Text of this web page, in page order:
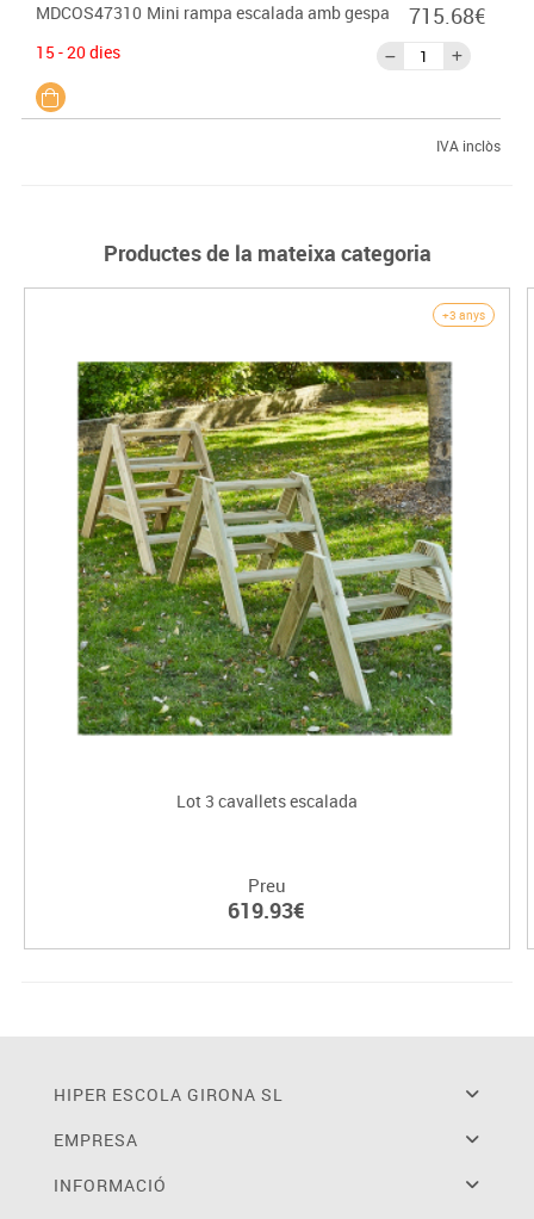
MDCOS47310 Mini rampa escalada amb gespa
15 - 20 dies
715.68€
IVA inclòs
Productes de la mateixa categoria
+3 anys
Lot 3 cavallets escalada
Preu
619.93€
HIPER ESCOLA GIRONA SL
EMPRESA
INFORMACIÓ